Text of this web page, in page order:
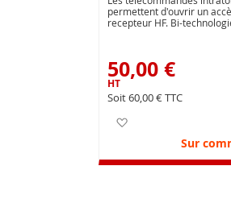
permettent d'ouvrir un
recepteur HF. Bi-
Une télécommande tout en
50,00 €
60,00 €
Sur